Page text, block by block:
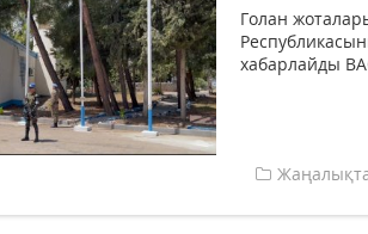
Голан
хабарлайды